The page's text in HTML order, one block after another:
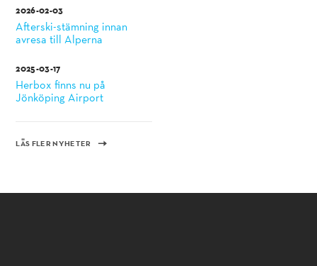
2026-02-03
Afterski-stämning innan
avresa till Alperna
2025-03-17
Herbox finns nu på
Jönköping Airport
LÄS FLER NYHETER